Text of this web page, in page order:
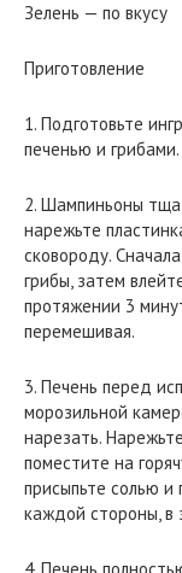
Зелень — по вкусу
Приготовление
1. Подготовьте
печенью и грибами.
2. Шампиньоны
нарежьте
сковороду.
грибы, затем
протяжении 3
перемешивая.
3. Печень перед
морозильной
нарезать.
поместите на
присыпьте солью и
каждой стороны, в